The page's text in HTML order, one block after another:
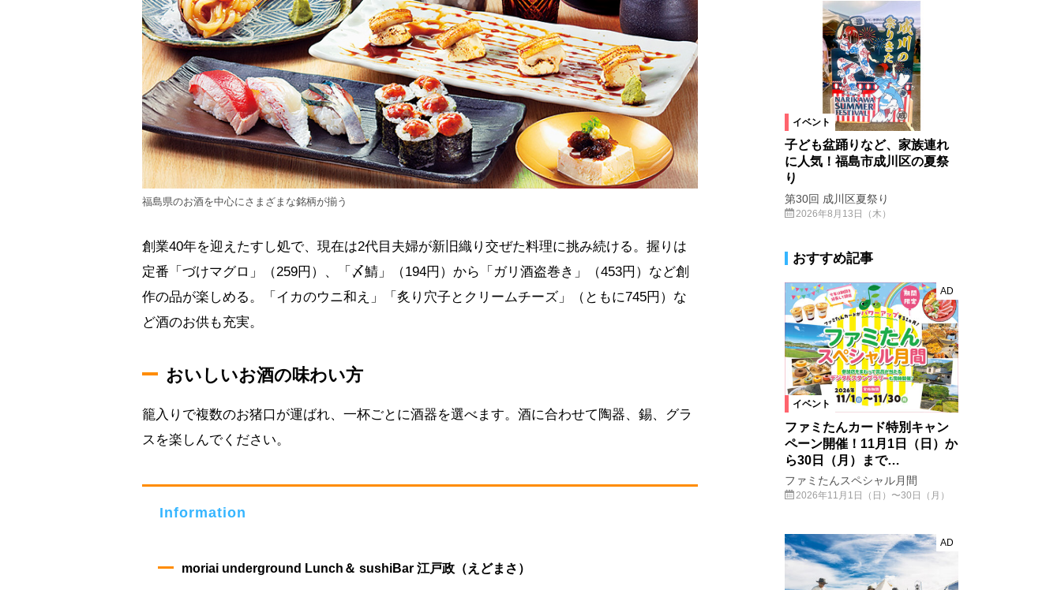
福島県のお酒を中心にさまざまな銘柄が揃う
創業40年を迎えたすし処で、現在は2代目夫婦が新旧織り交ぜた料理に挑み続ける。握りは
定番「づけマグロ」（259円）、「〆鯖」（194円）から「ガリ酒盗巻き」（453円）など創
作の品が楽しめる。「イカのウニ和え」「炙り穴子とクリームチーズ」（ともに745円）な
ど酒のお供も充実。
おいしいお酒の味わい方
籠入りで複数のお猪口が運ばれ、一杯ごとに酒器を選べます。酒に合わせて陶器、錫、グラ
スを楽しんでください。
Information
moriai underground Lunch＆ sushiBar 江戸政（えどまさ）
イベント
子ども盆踊りなど、家族連れ
に人気！福島市成川区の夏祭
り
第30回 成川区夏祭り
2026年8月13日（木）
おすすめ記事
イベント
AD
ファミたんカード特別キャン
ペーン開催！11月1日（日）か
ら30日（月）まで…
ファミたんスペシャル月間
2026年11月1日（日）〜30日（月）
AD